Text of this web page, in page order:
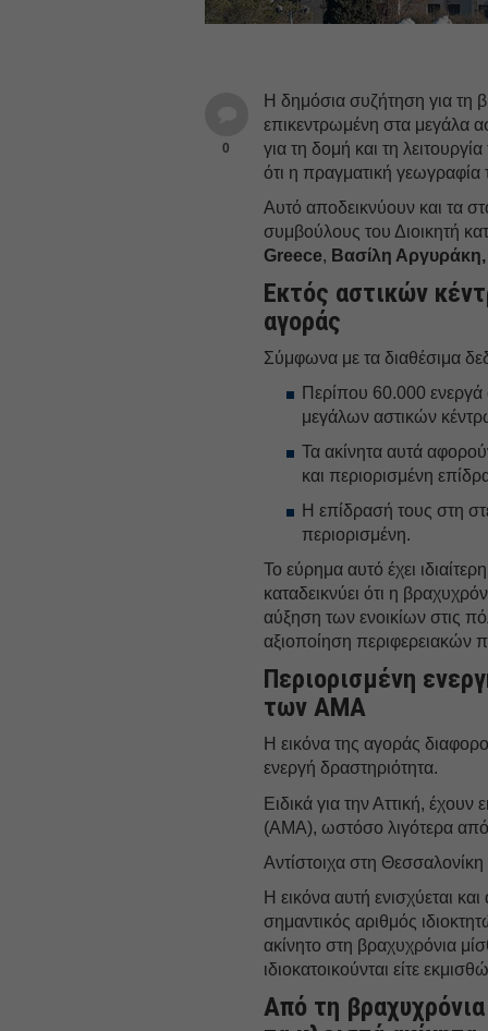
0
Η δημόσια συζήτηση για τη
επικεντρωμένη στα μεγάλα
για τη δομή και τη
ότι η πραγματική γεωγραφία
Αυτό αποδεικνύουν και τα
συμβούλους του Διοικητή
Greece, Βασίλη Αργυράκη,
Εκτός αστικών
αγοράς
Σύμφωνα με τα διαθέσιμα
Περίπου 60.000 ενεργά
μεγάλων αστικών
Τα ακίνητα αυτά
και περιορισμένη
Η επίδρασή τους στη
περιορισμένη.
Το εύρημα αυτό έχει
καταδεικνύει ότι η
αύξηση των ενοικίων στις
αξιοποίηση περιφερειακών
Περιορισμένη
των ΑΜΑ
Η εικόνα της αγοράς
ενεργή δραστηριότητα.
Ειδικά για την Αττική,
(ΑΜΑ), ωστόσο λιγότερα από
Αντίστοιχα στη
Η εικόνα αυτή ενισχύεται
σημαντικός αριθμός
ακίνητο στη βραχυχρόνια
ιδιοκατοικούνται είτε
Από τη